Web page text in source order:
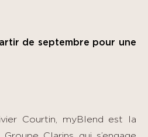
de septembre pour une
Courtin, myBlend est la